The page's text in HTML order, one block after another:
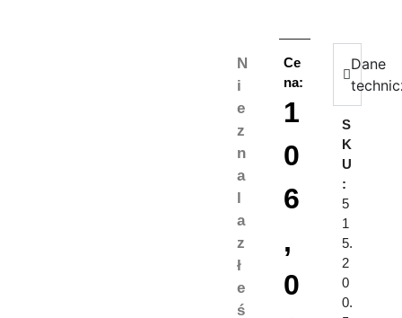
N
i
e
z
n
a
l
a
z
ł
e
ś
Ce
na:
1
0
6
,
0
Dane
S
K
U
:
5
1
5.
2
0
0.